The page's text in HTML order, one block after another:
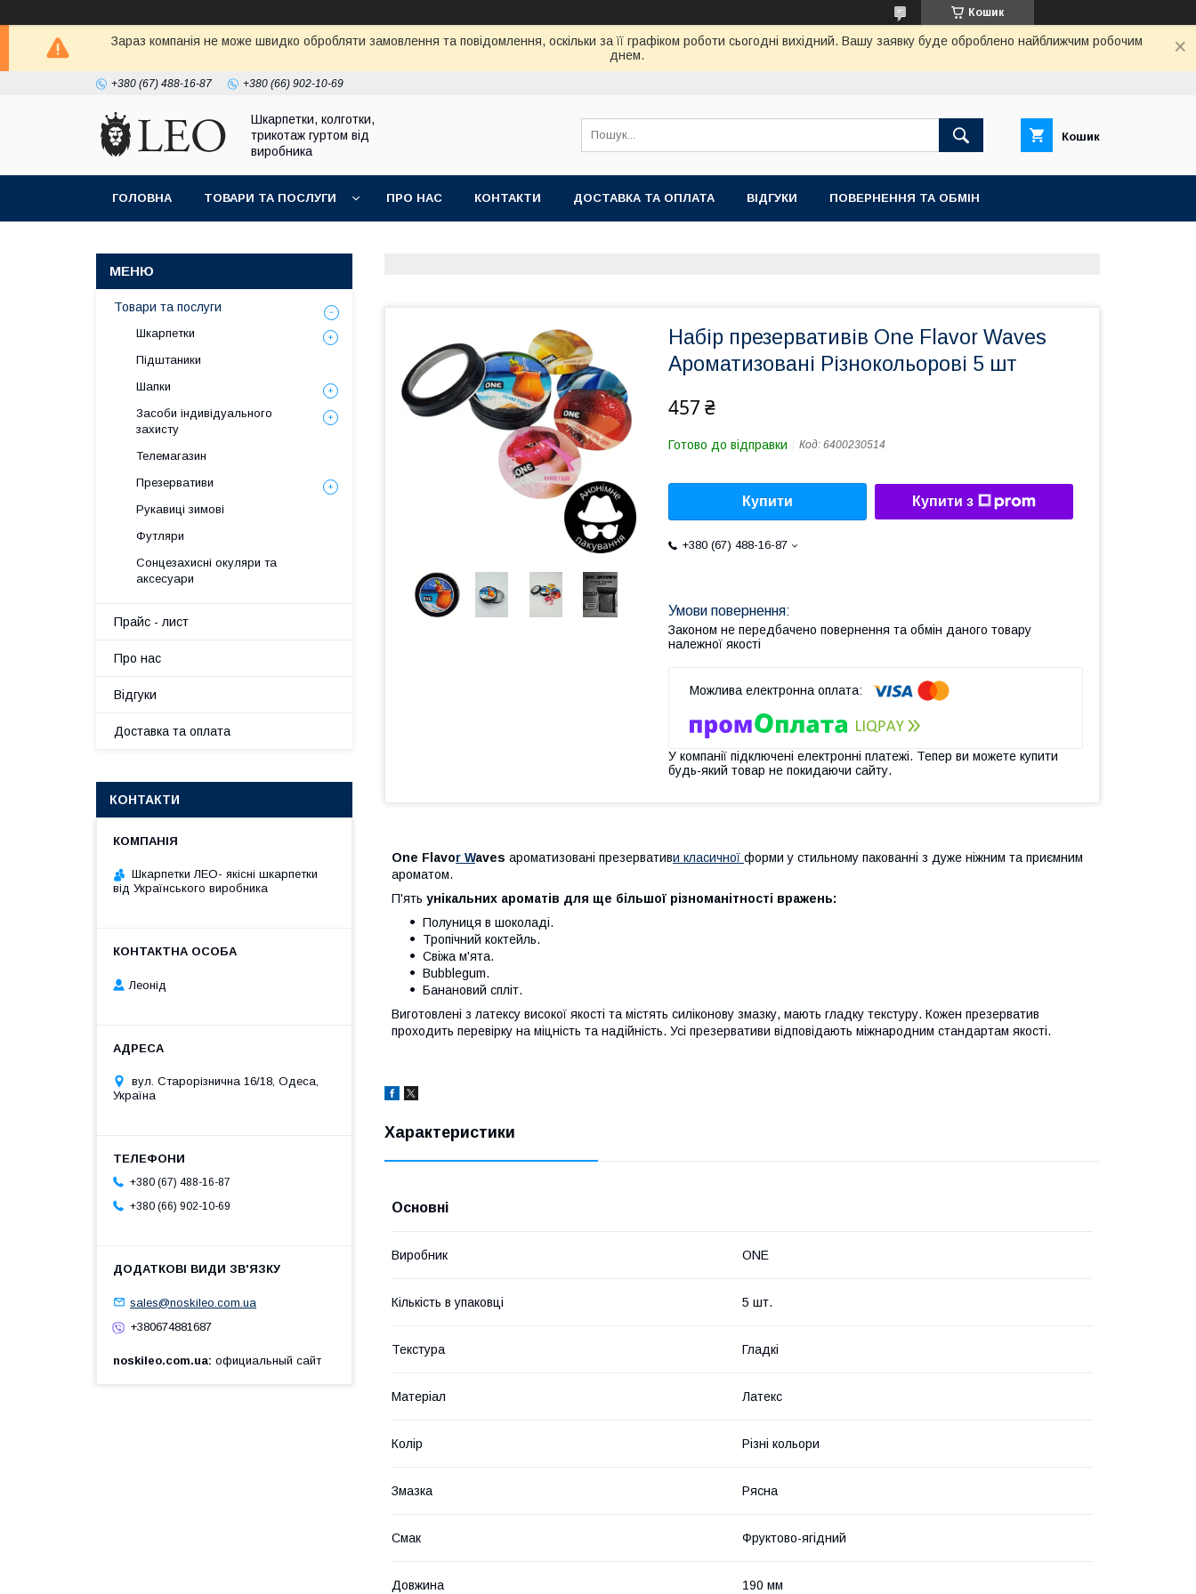
Кошик
Зараз компанія не може швидко обробляти замовлення та повідомлення, оскільки за її графіком роботи сьогодні вихідний. Вашу заявку буде оброблено найближчим робочим
днем.
+380 (67) 488-16-87 +380 (66) 902-10-69
Шкарпетки, колготки,
трикотаж гуртом від
виробника
Кошик
ГОЛОВНА ТОВАРИ ТА ПОСЛУГИ ПРО НАС КОНТАКТИ ДОСТАВКА ТА ОПЛАТА ВIДГУКИ ПОВЕРНЕННЯ ТА ОБМIН
Набір презервативів One Flavor Waves
Ароматизовані Різнокольорові 5 шт
457 ₴
Готово до відправки Код: 6400230514
Купити Купити з
+380 (67) 488-16-87
Законом не передбачено повернення та обмін даного товару
належної якості
У компанії підключені електронні платежі. Тепер ви можете купити
будь-який товар не покидаючи сайту.
One Flavor Waves ароматизовані презервативи класичної форми у стильному пакованні з дуже ніжним та приємним
ароматом.
П'ять унікальних ароматів для ще більшої різноманітності вражень:
Полуниця в шоколаді.
Тропічний коктейль.
Свіжа м'ята.
Bubblegum.
Банановий спліт.
Виготовлені з латексу високої якості та містять силіконову змазку, мають гладку текстуру. Кожен презерватив
проходить перевірку на міцність та надійність. Усі презервативи відповідають міжнародним стандартам якості.
Характеристики
Основні
Виробник ONE
Кількість в упаковці 5 шт.
Текстура Гладкі
Матеріал Латекс
Колір Різні кольори
Змазка Рясна
Смак Фруктово-ягідний
Довжина 190 мм
Товари та послуги
Шкарпетки
Підштаники
Шапки
Засоби індивідуального
захисту
Телемагазин
Презервативи
Рукавиці зимові
Футляри
Сонцезахисні окуляри та
аксесуари
Прайс - лист
Про нас
Вiдгуки
Доставка та оплата
КОНТАКТИ
Шкарпетки ЛЕО- якісні шкарпетки
від Українського виробника
Леонід
вул. Старорізнична 16/18, Одеса,
Україна
+380 (67) 488-16-87
+380 (66) 902-10-69
sales@noskileo.com.ua
+380674881687
noskileo.com.ua официальный сайт